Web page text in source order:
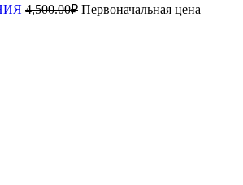
4,500.00₽ Первоначальная цена